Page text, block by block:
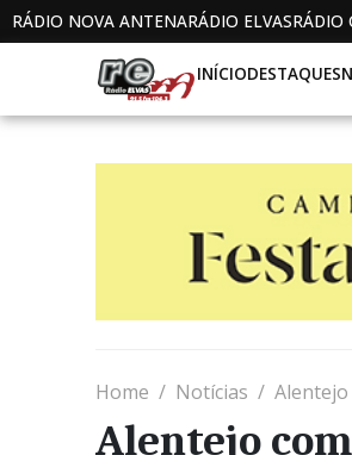
RÁDIO NOVA ANTENARÁDIO ELVASRÁDIO
INÍCIODESTAQUES
Home Notícias Alentejo
Alentejo